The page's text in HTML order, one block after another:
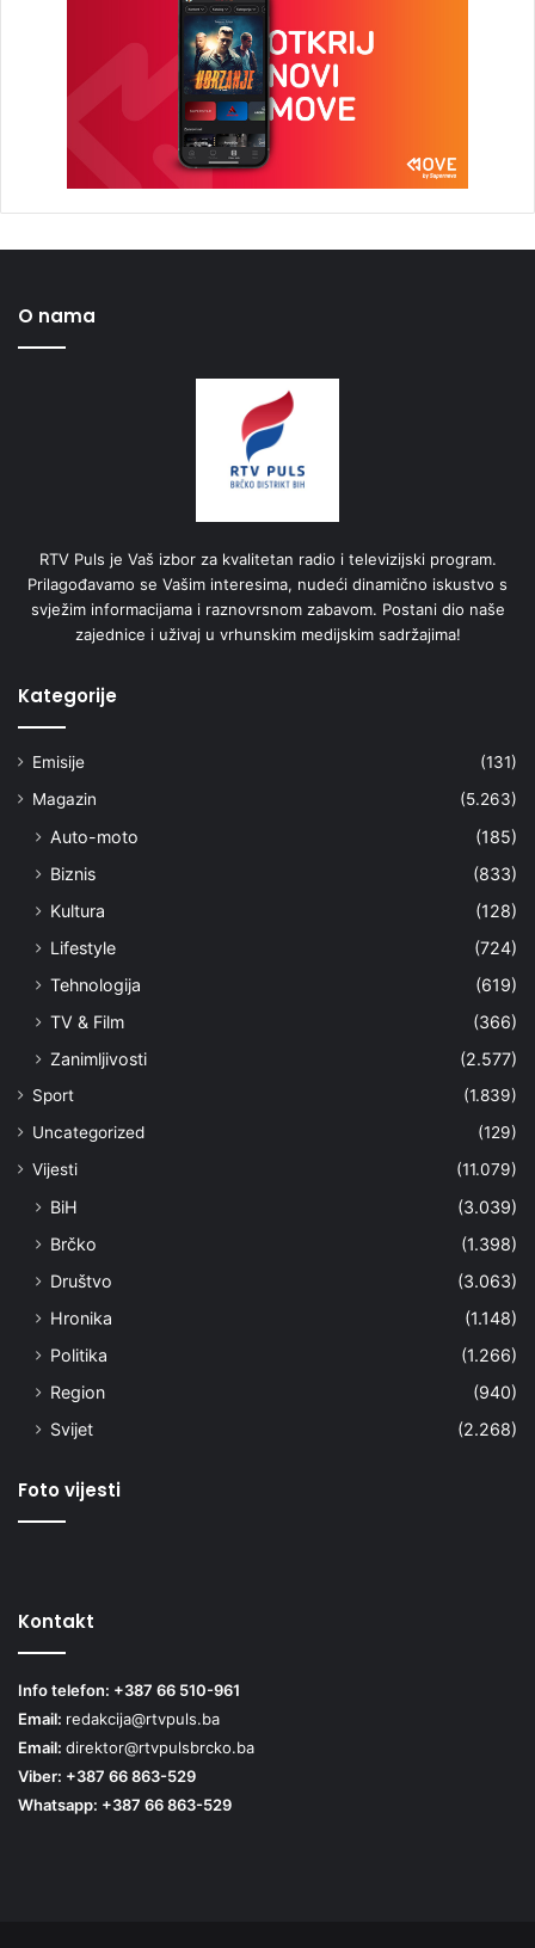
O nama
RTV Puls je Vaš izbor za kvalitetan radio i televizijski program.
Prilagođavamo se Vašim interesima, nudeći dinamično iskustvo s
svježim informacijama i raznovrsnom zabavom. Postani dio naše
zajednice i uživaj u vrhunskim medijskim sadržajima!
Kategorije
Emisije
(131)
Magazin
(5.263)
Auto-moto
(185)
Biznis
(833)
Kultura
(128)
Lifestyle
(724)
Tehnologija
(619)
TV & Film
(366)
Zanimljivosti
(2.577)
Sport
(1.839)
Uncategorized
(129)
Vijesti
(11.079)
BiH
(3.039)
Brčko
(1.398)
Društvo
(3.063)
Hronika
(1.148)
Politika
(1.266)
Region
(940)
Svijet
(2.268)
Foto vijesti
Kontakt
Info telefon: +387 66 510-961
Email: redakcija@rtvpuls.ba
Email: direktor@rtvpulsbrcko.ba
Viber: +387 66 863-529
Whatsapp: +387 66 863-529